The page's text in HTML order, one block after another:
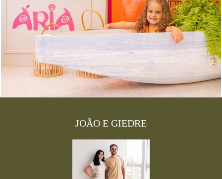
JOÃO E GIEDRE